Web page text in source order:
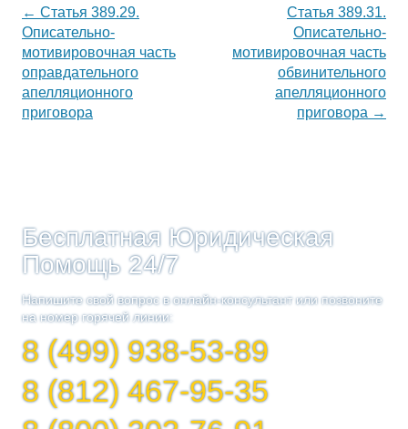
Навигация
по
записям
← Статья 389.29.
Описательно-
мотивировочная часть
оправдательного
апелляционного
приговора
Статья 389.31.
Описательно-
мотивировочная часть
обвинительного
апелляционного
приговора →
Бесплатная Юридическая
Помощь 24/7
Напишите свой вопрос в онлайн-консультант или позвоните
на номер горячей линии:
8 (499) 938-53-89
8 (812) 467-95-35